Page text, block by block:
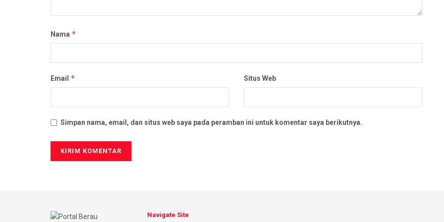
Nama *
Email * Situs Web
Simpan nama, email, dan situs web saya pada peramban ini untuk komentar saya berikutnya.
Navigate Site